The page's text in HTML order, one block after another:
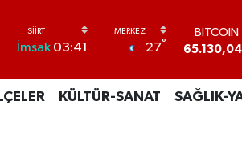
İmsak03:41 27°
DOLAR
47,7436
STERLİN
İLÇELER KÜLTÜR-SANAT SAĞLIK-